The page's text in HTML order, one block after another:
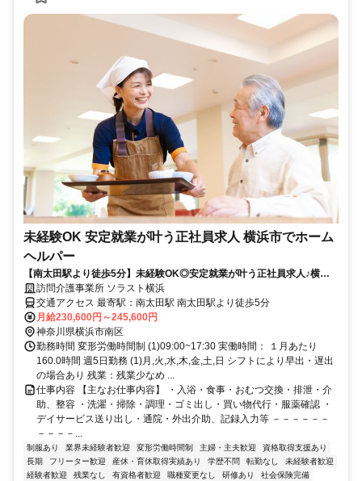
未経験OK 安定就業が叶う正社員求人 横浜市でホーム
ヘルパー
【南太田駅より徒歩5分】未経験OK◎安定就業が叶う正社員求人♪横浜
市でホームヘルパー募集
訪問介護事業所 ソラスト横浜
交通アクセス 最寄駅：南太田駅 南太田駅より徒歩5分
月給230,600円～245,600円
神奈川県横浜市南区
勤務時間 変形労働時間制 (1)09:00~17:30 実働時間： １月あたり
160.0時間 週5日勤務 (1)月,火,水,木,金,土,日 シフトにより早出・遅出
の場合あり 残業：残業少なめ ...
仕事内容 【主なお仕事内容】 ・入浴・食事・おむつ交換・排泄・介
助、整容 ・洗濯・掃除・調理・ゴミ出し・買い物代行・服薬確認 ・
デイサービス送り出し・通院・外出介助、記録入力等 －－－－－－
－－－－...
制服あり 業界未経験者歓迎 変形労働時間制 主婦・主夫歓迎
資格取得支援あり
長期
フリーター歓迎 産休・育休取得実績あり 学歴不問 転勤なし
未経験者歓迎
経験者歓迎
残業なし 有資格者歓迎 職種変更なし 研修あり
社会保険完備